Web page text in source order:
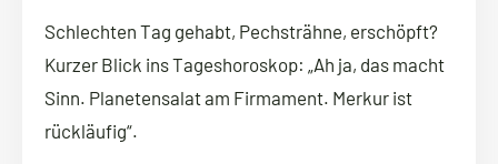
Schlechten Tag gehabt, Pechsträhne, erschöpft?
Kurzer Blick ins Tageshoroskop: „Ah ja, das macht
Sinn. Planetensalat am Firmament. Merkur ist
rückläufig“.